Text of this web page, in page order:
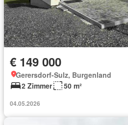
€ 149 000
Gerersdorf-Sulz, Burgenland
2 Zimmer
50 m²
04.05.2026